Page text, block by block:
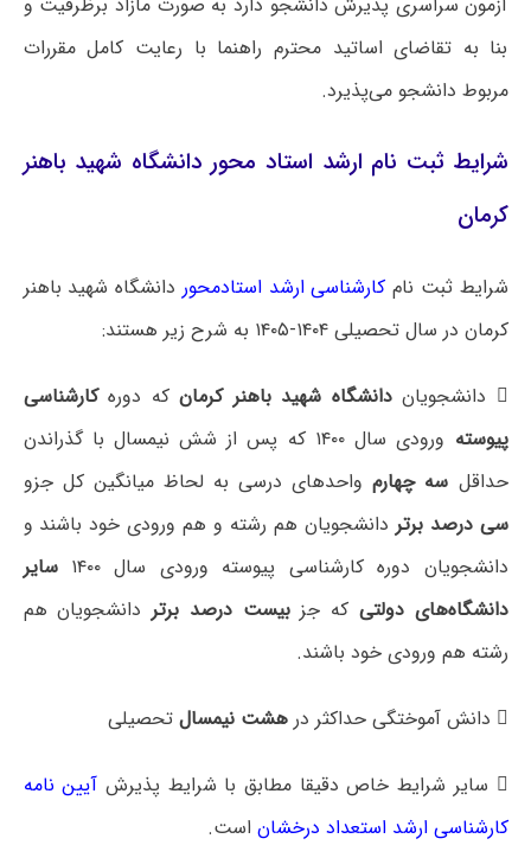
بنا به تقاضای اساتید محترم راهنما با رعایت کامل مقررات
مربوط دانشجو می‌پذیرد.
شرایط ثبت نام ارشد استاد محور دانشگاه شهید باهنر
کرمان
شرایط ثبت نام کارشناسی ارشد استادمحور دانشگاه شهید باهنر
کرمان در سال تحصیلی ۱۴۰۴-۱۴۰۵ به شرح زیر هستند:
 دانشجویان دانشگاه شهید باهنر کرمان که دورهکارشناسی
پیوسته
ورودی سال ۱۴۰۰ که پس از شش نیمسال با گذراندن
حداقل سه چهارمواحدهای درسی به لحاظ میانگین کل جزو
سی درصد برتر دانشجویان هم رشته و هم ورودی خود باشند و
دانشجویان دوره کارشناسی پیوسته ورودی سال ۱۴۰۰
سایر
دانشگاه‌های دولتی که جزبیست درصد برتر دانشجویان هم
رشته هم ورودی خود باشند.
 دانش آموختگی حداکثر در هشت نیمسال تحصیلی
 سایر شرایط خاص دقیقا مطابق با شرایط پذیرش
آیین نامه
کارشناسی ارشد استعداد درخشان است.